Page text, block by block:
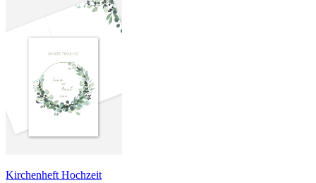
Kirchenheft Hochzeit